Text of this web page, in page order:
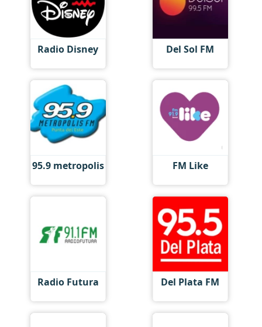
Radio Disney Del Sol FM
95.9 metropolis FM Like
Radio Futura Del Plata FM